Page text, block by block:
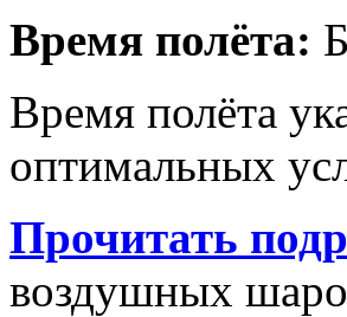
Время полёта:
Время полёта
оптимальных
Прочитать
воздушных